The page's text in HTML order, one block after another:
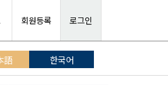
회원등록 로그인
語 한국어